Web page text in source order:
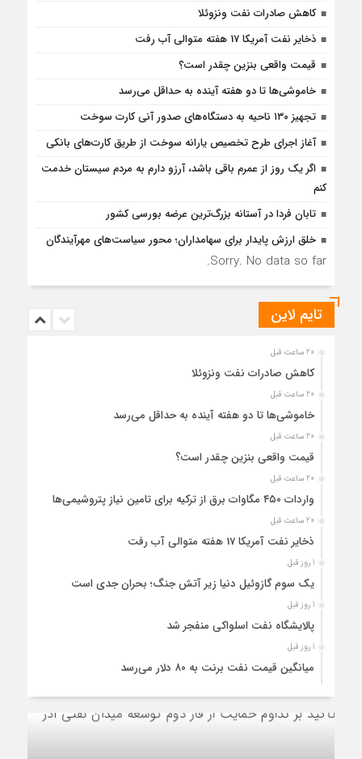
کاهش صادرات نفت ونزوئلا
ذخایر نفت آمریکا 17 هفته متوالی آب رفت
قیمت واقعی بنزین چقدر است؟
خاموشی‌ها تا دو هفته آینده به حداقل می‌رسد
تجهیز ۱۳۰ ناحیه به دستگاه‌های صدور آنی کارت سوخت
آغاز اجرای طرح تخصیص یارانه سوخت از طریق کارت‌های بانکی
اگر یک روز از عمرم باقی باشد، آرزو دارم به مردم سیستان خدمت
کنم
تابان فردا در آستانه بزرگ‌ترین عرضه بورسی کشور
خلق ارزش پایدار برای سهامداران؛ محور سیاست‌های مهرآیندگان
Sorry. No data so far.
تایم لاین
20 ساعت قبل
کاهش صادرات نفت ونزوئلا
20 ساعت قبل
خاموشی‌ها تا دو هفته آینده به حداقل می‌رسد
20 ساعت قبل
قیمت واقعی بنزین چقدر است؟
20 ساعت قبل
واردات ۴۵۰ مگاوات برق از ترکیه برای تامین نیاز پتروشیمی‌ها
20 ساعت قبل
ذخایر نفت آمریکا 17 هفته متوالی آب رفت
1 روز قبل
یک سوم گازوئیل دنیا زیر آتش جنگ؛ بحران جدی است
1 روز قبل
پالایشگاه نفت اسلواکی منفجر شد
1 روز قبل
میانگین قیمت نفت برنت به ۸۰ دلار می‌رسد
جایگاه‌داران در انتظار تصویب حق‌العمل جایگاه‌های سوخت